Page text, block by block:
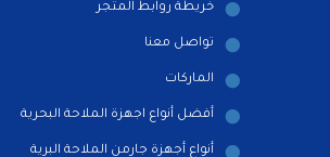
مقاومة للعوامل
الخارجي
خريطة روابط المتجر
تواصل معنا
الماركات
أفضل أنواع اجهزة الملاحة البحرية
أنواع أجهزة جارمن الملاحة البرية